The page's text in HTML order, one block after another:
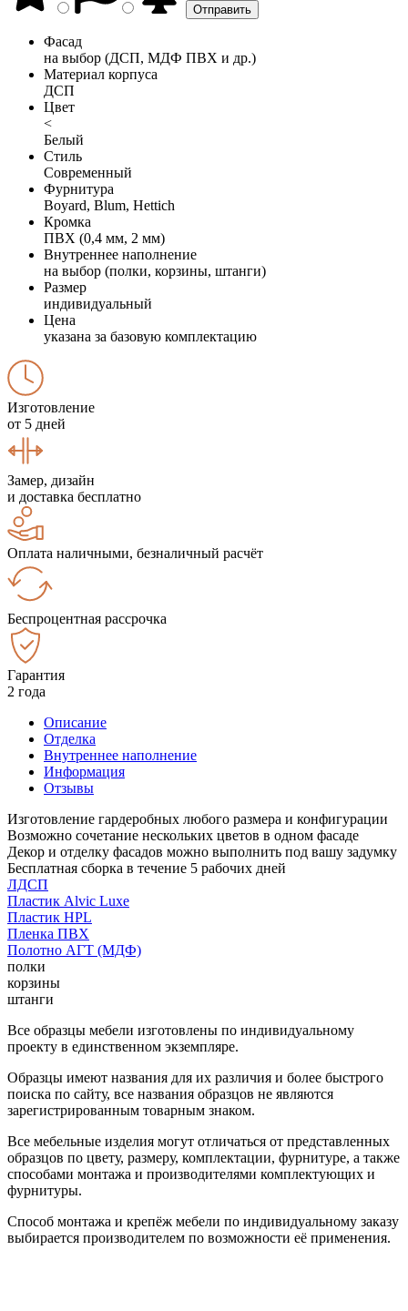
Фасад
на выбор (ДСП, МДФ ПВХ и др.)
Материал корпуса
ДСП
Цвет
<
Белый
Стиль
Современный
Фурнитура
Boyard, Blum, Hettich
Кромка
ПВХ (0,4 мм, 2 мм)
Внутреннее наполнение
на выбор (полки, корзины, штанги)
Размер
индивидуальный
Цена
указана за базовую комплектацию
Изготовление
от 5 дней
Замер, дизайн
и доставка бесплатно
Оплата наличными, безналичный расчёт
Беспроцентная рассрочка
Гарантия
2 года
Описание
Отделка
Внутреннее наполнение
Информация
Отзывы
Изготовление гардеробных любого размера и конфигурации
Возможно сочетание нескольких цветов в одном фасаде
Декор и отделку фасадов можно выполнить под вашу задумку
Бесплатная сборка в течение 5 рабочих дней
ЛДСП
Пластик Alvic Luxe
Пластик HPL
Пленка ПВХ
Полотно АГТ (МДФ)
полки
корзины
штанги
Все образцы мебели изготовлены по индивидуальному
проекту в единственном экземпляре.
Образцы имеют названия для их различия и более быстрого
поиска по сайту, все названия образцов не являются
зарегистрированным товарным знаком.
Все мебельные изделия могут отличаться от представленных
образцов по цвету, размеру, комплектации, фурнитуре, а также
способами монтажа и производителями комплектующих и
фурнитуры.
Способ монтажа и крепёж мебели по индивидуальному заказу
выбирается производителем по возможности её применения.